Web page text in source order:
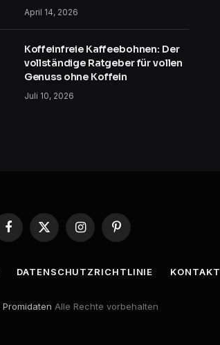
April 14, 2026
Koffeinfreie Kaffeebohnen: Der
vollständige Ratgeber für vollen
Genuss ohne Koffein
Juli 10, 2026
Facebook
X
(Twitter)
InstagramPinterest
DATENSCHUTZRICHTLINIE KONTAKT
Promidaten Alle Rechte vorbehalten